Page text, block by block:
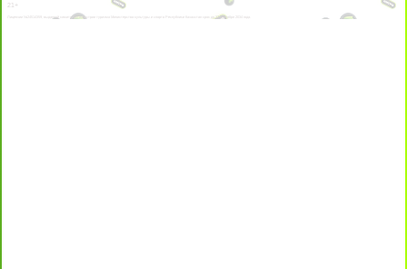
21+
Лицензии №24514359, выданной комитетом индустрии туризма Министерства культуры и спорта Республики Казахстан срок до 27 сентября 2034 года.